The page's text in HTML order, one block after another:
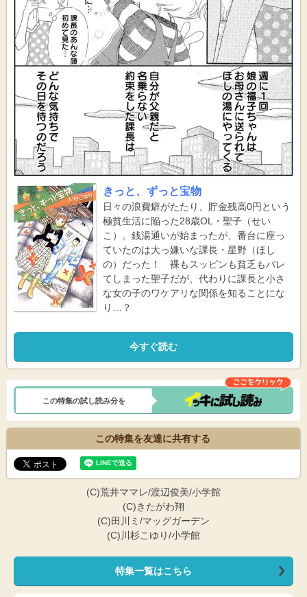
きっと、ずっと宝物
日々の浪費癖がたたり、貯金残高0円という
極貧生活に陥った28歳OL・聖子（せい
こ）。銭湯通いが始まったが、番台に座っ
ていたのは大っ嫌いな課長・星野（ほし
の）だった！ 裸もスッピンも貧乏もバレ
てしまった聖子だが、代わりに課長と小さ
な女の子のワケアリな関係を知ることにな
り…？
今すぐ読む
この特集の試し読み分を
この特集を友達に共有する
(C)荒井ママレ/渡辺俊美/小学館
(C)きたがわ翔
(C)田川ミ/マッグガーデン
(C)川杉こゆり/小学館
特集一覧はこちら